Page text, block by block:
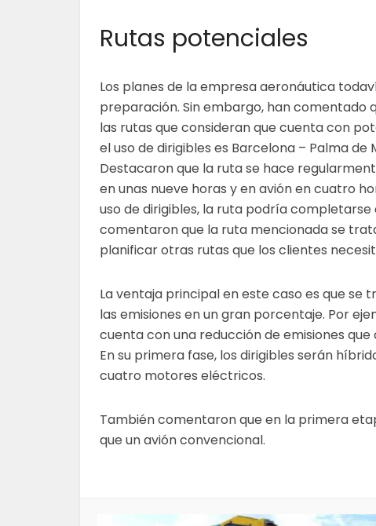
Rutas potenciales
Los planes de la empresa aeronáutica
preparación. Sin embargo, han comentado
las rutas que consideran que cuenta con
el uso de dirigibles es Barcelona – Palma de
Destacaron que la ruta se hace
en unas nueve horas y en avión en cuatro
uso de dirigibles, la ruta podría
comentaron que la ruta mencionada se
planificar otras rutas que los clientes
La ventaja principal en este caso es que
las emisiones en un gran porcentaje. Por
cuenta con una reducción de emisiones
En su primera fase, los dirigibles serán
cuatro motores eléctricos.
También comentaron que en la primera
que un avión convencional.